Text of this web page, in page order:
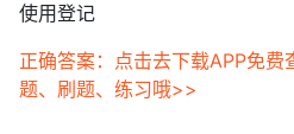
使用登记
正确答案：点击去下载APP免费
题、刷题、练习哦>>